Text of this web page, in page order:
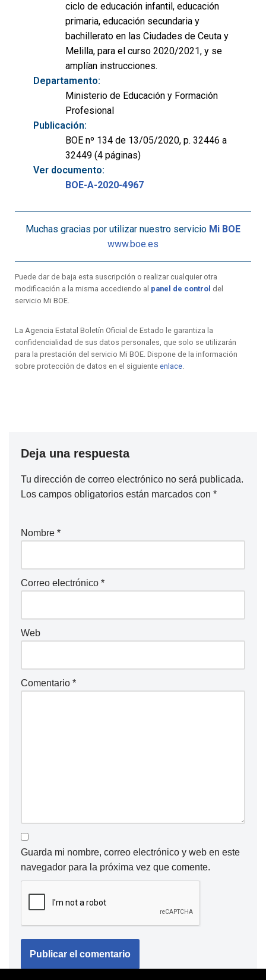
ciclo de educación infantil, educación
primaria, educación secundaria y
bachillerato en las Ciudades de Ceuta y
Melilla, para el curso 2020/2021, y se
amplían instrucciones.
Departamento:
Ministerio de Educación y Formación
Profesional
Publicación:
BOE nº 134 de 13/05/2020, p. 32446 a
32449 (4 páginas)
Ver documento:
BOE-A-2020-4967
Muchas gracias por utilizar nuestro servicio Mi BOE
www.boe.es
Puede dar de baja esta suscripción o realizar cualquier otra
modificación a la misma accediendo al panel de control del
servicio Mi BOE.
La Agencia Estatal Boletín Oficial de Estado le garantiza la
confidencialidad de sus datos personales, que solo se utilizarán
para la prestación del servicio Mi BOE. Dispone de la información
sobre protección de datos en el siguiente enlace.
Deja una respuesta
Tu dirección de correo electrónico no será publicada.
Los campos obligatorios están marcados con *
Nombre *
Correo electrónico *
Web
Comentario *
Guarda mi nombre, correo electrónico y web en este
navegador para la próxima vez que comente.